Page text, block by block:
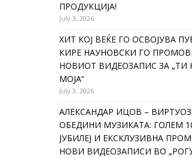
ПРОДУКЦИЈА!
July 3, 2026
ХИТ КОЈ ВЕЌЕ ГО ОСВОЈУВА
КИРЕ НАУНОВСКИ ГО
НОВИОТ ВИДЕОЗАПИС ЗА „ТИ
МОЈА“
July 3, 2026
АЛЕКСАНДАР ИЦОВ –
ОБЕДИНИ МУЗИКАТА: ГОЛЕМ
ЈУБИЛЕЈ И ЕКСКЛУЗИВНА
НОВИ ВИДЕОЗАПИСИ ВО